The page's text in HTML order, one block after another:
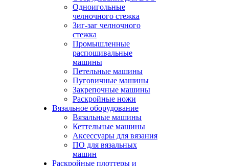
Одноигольные
челночного стежка
Зиг-заг челночного
стежка
Промышленные
распошивальные
машины
Петельные машины
Пуговичные машины
Закрепочные машины
Раскройные ножи
Вязальное оборудование
Вязальные машины
Кеттельные машины
Аксессуары для вязания
ПО для вязальных
машин
Раскройные плоттеры и